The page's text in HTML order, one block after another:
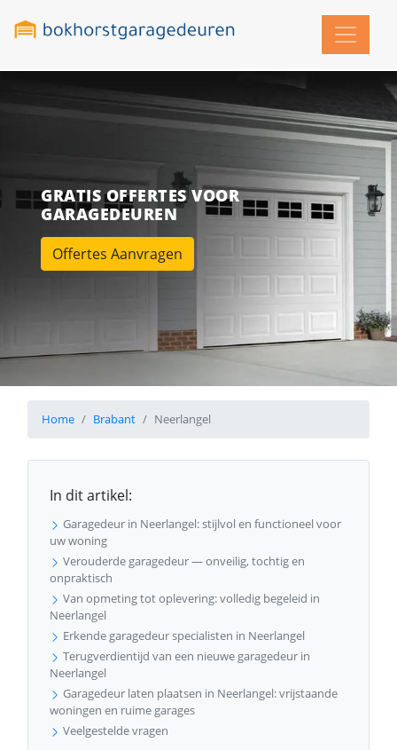
GRATIS OFFERTES VOOR
GARAGEDEUREN
Offertes Aanvragen
Home Brabant Neerlangel
In dit artikel:
Garagedeur in Neerlangel: stijlvol en functioneel voor
uw woning
Verouderde garagedeur — onveilig, tochtig en
onpraktisch
Van opmeting tot oplevering: volledig begeleid in
Neerlangel
Erkende garagedeur specialisten in Neerlangel
Terugverdientijd van een nieuwe garagedeur in
Neerlangel
Garagedeur laten plaatsen in Neerlangel: vrijstaande
woningen en ruime garages
Veelgestelde vragen